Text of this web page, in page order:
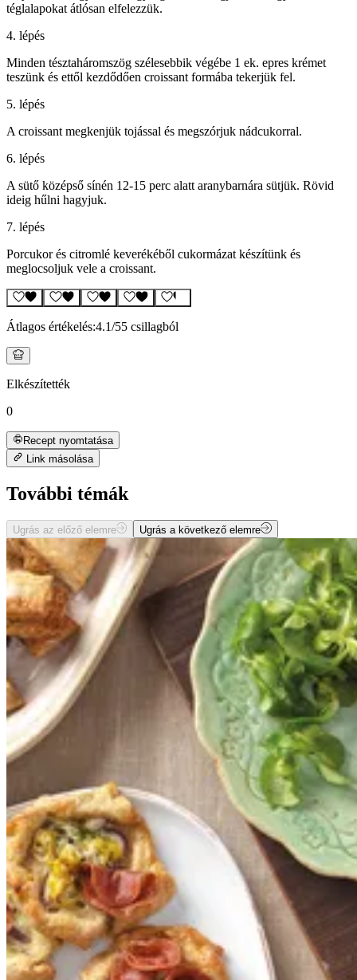
téglalapokat átlósan elfelezzük.
4. lépés
Minden tésztaháromszög szélesebbik végébe 1 ek. epres krémet
teszünk és ettől kezdődően croissant formába tekerjük fel.
5. lépés
A croissant megkenjük tojással és megszórjuk nádcukorral.
6. lépés
A sütő középső sínén 12-15 perc alatt aranybarnára sütjük. Rövid
ideig hűlni hagyjuk.
7. lépés
Porcukor és citromlé keverékéből cukormázat készítünk és
meglocsoljuk vele a croissant.
Átlagos értékelés:4.1/55 csillagból
Elkészítették
0
Recept nyomtatása
Link másolása
További témák
Ugrás az előző elemre Ugrás a következő elemre